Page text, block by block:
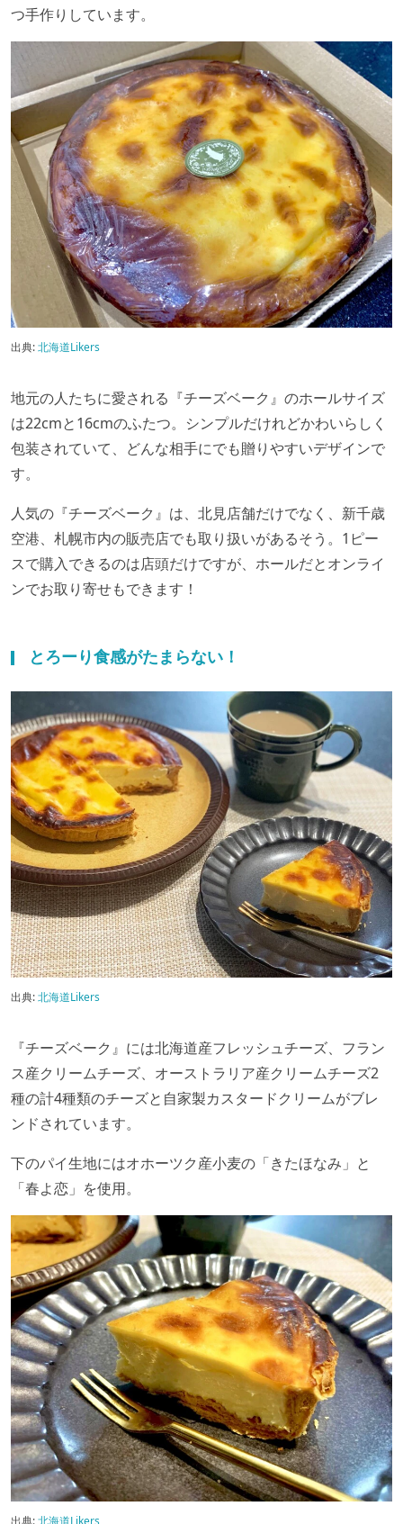
つ手作りしています。
出典:北海道Likers
地元の人たちに愛される 『チーズベーク』のホールサイズ
は22cmと16cmのふたつ。 シンプルだけれどかわいらしく
包装されていて、どんな相手にでも贈りやすいデザインで
す。
人気の 『チーズベーク』は、 北見店舗だけでなく、新千歳
空港、札幌市内の販売店でも取り扱いがあるそう。1 ピー
スで購入できるのは店頭だけですが、ホールだとオンライ
ンでお取り寄せもできます！
とろーり食感がたまらない！
出典:北海道Likers
『チーズベーク』には北海道産フレッシュチーズ、フラン
ス産クリームチーズ、オーストラリア産クリームチーズ2
種の計4種類のチーズと自家製カスタードクリームがブレ
ンドされています。
下のパイ生地にはオホーツク産小麦の「きたほなみ」と
「春よ恋」を使用。
出典:北海道Likers